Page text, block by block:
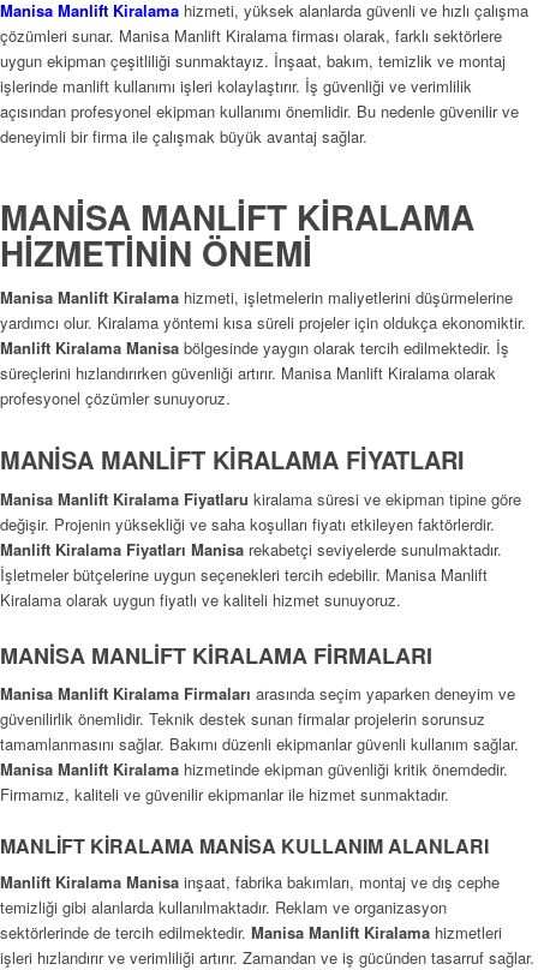
Manisa Manlift Kiralama hizmeti, yüksek alanlarda güvenli ve hızlı çalışma
çözümleri sunar. Manisa Manlift Kiralama firması olarak, farklı sektörlere
uygun ekipman çeşitliliği sunmaktayız. İnşaat, bakım, temizlik ve montaj
işlerinde manlift kullanımı işleri kolaylaştırır. İş güvenliği ve verimlilik
açısından profesyonel ekipman kullanımı önemlidir. Bu nedenle güvenilir ve
deneyimli bir firma ile çalışmak büyük avantaj sağlar.
MANİSA MANLİFT KİRALAMA
HİZMETİNİN ÖNEMİ
Manisa Manlift Kiralama hizmeti, işletmelerin maliyetlerini düşürmelerine
yardımcı olur. Kiralama yöntemi kısa süreli projeler için oldukça ekonomiktir.
Manlift Kiralama Manisa bölgesinde yaygın olarak tercih edilmektedir. İş
süreçlerini hızlandırırken güvenliği artırır. Manisa Manlift Kiralama olarak
profesyonel çözümler sunuyoruz.
MANİSA MANLİFT KİRALAMA FİYATLARI
Manisa Manlift Kiralama Fiyatlaru kiralama süresi ve ekipman tipine göre
değişir. Projenin yüksekliği ve saha koşulları fiyatı etkileyen faktörlerdir.
Manlift Kiralama Fiyatları Manisa rekabetçi seviyelerde sunulmaktadır.
İşletmeler bütçelerine uygun seçenekleri tercih edebilir. Manisa Manlift
Kiralama olarak uygun fiyatlı ve kaliteli hizmet sunuyoruz.
MANİSA MANLİFT KİRALAMA FİRMALARI
Manisa Manlift Kiralama Firmaları arasında seçim yaparken deneyim ve
güvenilirlik önemlidir. Teknik destek sunan firmalar projelerin sorunsuz
tamamlanmasını sağlar. Bakımı düzenli ekipmanlar güvenli kullanım sağlar.
Manisa Manlift Kiralama hizmetinde ekipman güvenliği kritik önemdedir.
Firmamız, kaliteli ve güvenilir ekipmanlar ile hizmet sunmaktadır.
MANLİFT KİRALAMA MANİSA KULLANIM ALANLARI
Manlift Kiralama Manisa inşaat, fabrika bakımları, montaj ve dış cephe
temizliği gibi alanlarda kullanılmaktadır. Reklam ve organizasyon
sektörlerinde de tercih edilmektedir. Manisa Manlift Kiralama hizmetleri
işleri hızlandırır ve verimliliği artırır. Zamandan ve iş gücünden tasarruf sağlar.